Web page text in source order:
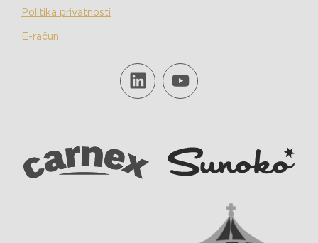
Politika privatnosti
E-račun